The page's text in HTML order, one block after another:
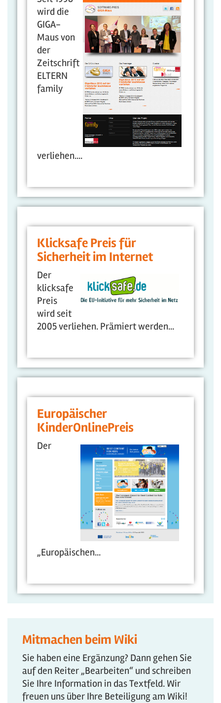
wird die
GIGA-
Maus von
der
Zeitschrift
ELTERN
family
verliehen....
Klicksafe Preis für
Sicherheit im Internet
Der
klicksafe
Preis
wird seit
2005 verliehen. Prämiert werden...
Europäischer
KinderOnlinePreis
Der
„Europäischen...
Mitmachen beim Wiki
Sie haben eine Ergänzung? Dann gehen Sie
auf den Reiter „Bearbeiten“ und schreiben
Sie Ihre Information in das Textfeld. Wir
freuen uns über Ihre Beteiligung am Wiki!